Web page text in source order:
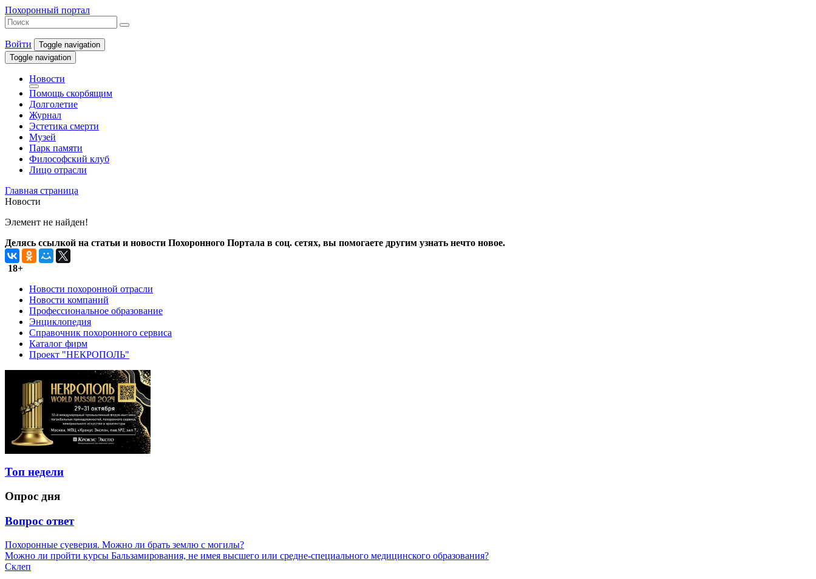
Похоронный портал
Войти
Toggle navigation
Toggle navigation
Новости
Помощь скорбящим
Долголетие
Журнал
Эстетика смерти
Музей
Парк памяти
Философский клуб
Лицо отрасли
Главная страница
Новости
Элемент не найден!
Делясь ссылкой на статьи и новости Похоронного Портала в соц. сетях, вы помогаете другим узнать нечто новое.
18+
Новости похоронной отрасли
Новости компаний
Профессиональное образование
Энциклопедия
Справочник похоронного сервиса
Каталог фирм
Проект "НЕКРОПОЛЬ"
Топ недели
Опрос дня
Вопрос ответ
Похоронные суеверия. Можно ли брать землю с могилы?
Можно ли пройти курсы Бальзамирования, не имея высшего или средне-специального медицинского образования?
Склеп